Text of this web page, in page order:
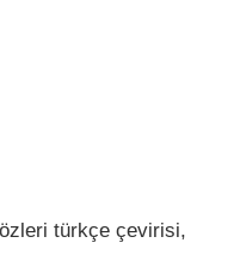
türkçe çevirisi,